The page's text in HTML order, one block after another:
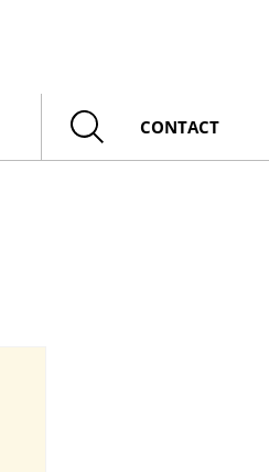
Rechercher
CONTACT